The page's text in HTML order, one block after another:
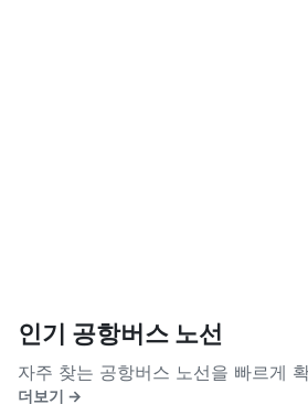
인기 공항버스 노선
자주 찾는 공항버스 노선을 빠르게
더보기 →